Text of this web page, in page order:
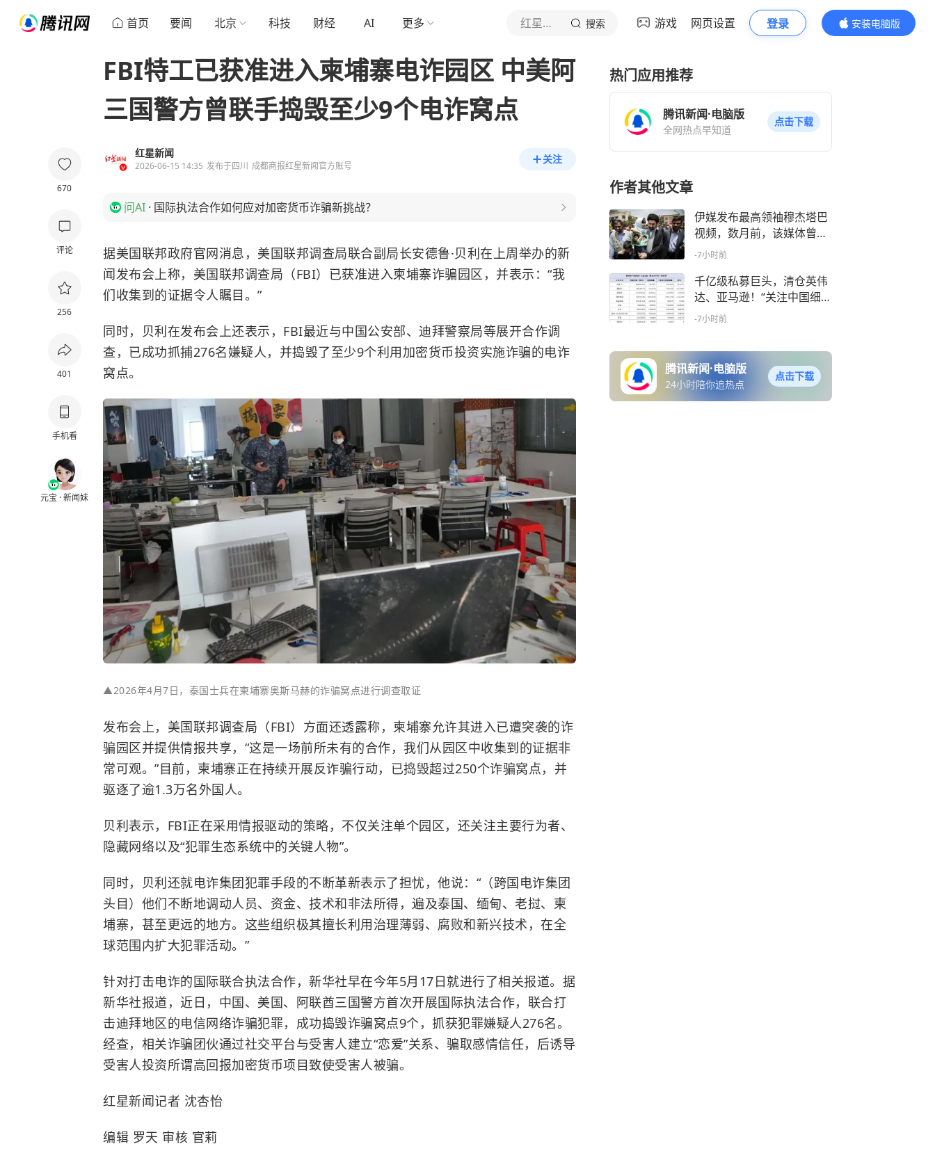
首页 要闻 北京 科技 财经 AI 更多 红星新闻 搜索 游戏 网页设置 登录
安装电脑版
内容更精彩
670
评论
256
401
手机看
元宝 · 新闻妹
FBI特工已获准进入柬埔寨电诈园区 中美阿
三国警方曾联手捣毁至少9个电诈窝点
红星新闻
2026-06-15 14:35 发布于四川 成都商报红星新闻官方账号
关注
问AI · 国际执法合作如何应对加密货币诈骗新挑战？
据美国联邦政府官网消息，美国联邦调查局联合副局长安德鲁·贝利在上周举办的新
闻发布会上称，美国联邦调查局（FBI）已获准进入柬埔寨诈骗园区，并表示：“我
们收集到的证据令人瞩目。”
同时，贝利在发布会上还表示，FBI最近与中国公安部、迪拜警察局等展开合作调
查，已成功抓捕276名嫌疑人，并捣毁了至少9个利用加密货币投资实施诈骗的电诈
窝点。
▲2026年4月7日，泰国士兵在柬埔寨奥斯马赫的诈骗窝点进行调查取证
发布会上，美国联邦调查局（FBI）方面还透露称，柬埔寨允许其进入已遭突袭的诈
骗园区并提供情报共享，“这是一场前所未有的合作，我们从园区中收集到的证据非
常可观。”目前，柬埔寨正在持续开展反诈骗行动，已捣毁超过250个诈骗窝点，并
驱逐了逾1.3万名外国人。
贝利表示，FBI正在采用情报驱动的策略，不仅关注单个园区，还关注主要行为者、
隐藏网络以及“犯罪生态系统中的关键人物”。
同时，贝利还就电诈集团犯罪手段的不断革新表示了担忧，他说：“（跨国电诈集团
头目）他们不断地调动人员、资金、技术和非法所得，遍及泰国、缅甸、 老挝、柬
埔寨，甚至更远的地方。这些组织极其擅长利用治理薄弱、腐败和新兴技术，在全
球范围内扩大犯罪活动。”
针对打击电诈的国际联合执法合作，新华社早在今年5月17日就进行了相关报道。据
新华社报道，近日，中国、美国、阿联酋三国警方首次开展国际执法合作，联合打
击迪拜地区的电信网络诈骗犯罪，成功捣毁诈骗窝点9个，抓获犯罪嫌疑人276名。
经查，相关诈骗团伙通过社交平台与受害人建立“恋爱”关系、骗取感情信任，后诱导
受害人投资所谓高回报加密货币项目致使受害人被骗。
红星新闻记者 沈杏怡
编辑 罗天 审核 官莉
热门应用推荐
腾讯新闻·电脑版
全网热点早知道
点击下载
作者其他文章
伊媒发布最高领袖穆杰塔巴
视频，数月前，该媒体曾发
布包含相似片段的视频
-7小时前
千亿级私募巨头，清仓英伟
达、亚马逊！“关注中国细分
行业龙头股”
-7小时前
腾讯新闻·电脑版
24小时陪你追热点
点击下载